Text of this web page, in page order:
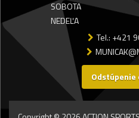
SOBOTA
NEDEĽA
Tel.: +421
Odstúpenie